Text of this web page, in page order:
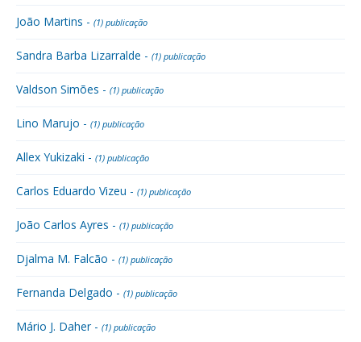
João Martins - (1) publicação
Sandra Barba Lizarralde - (1) publicação
Valdson Simões - (1) publicação
Lino Marujo - (1) publicação
Allex Yukizaki - (1) publicação
Carlos Eduardo Vizeu - (1) publicação
João Carlos Ayres - (1) publicação
Djalma M. Falcão - (1) publicação
Fernanda Delgado - (1) publicação
Mário J. Daher - (1) publicação